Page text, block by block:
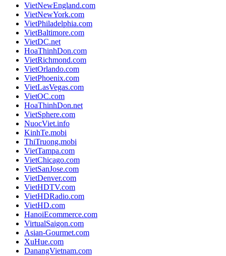
VietNewEngland.com
VietNewYork.com
VietPhiladelphia.com
VietBaltimore.com
VietDC.net
HoaThinhDon.com
VietRichmond.com
VietOrlando.com
VietPhoenix.com
VietLasVegas.com
VietOC.com
HoaThinhDon.net
VietSphere.com
NuocViet.info
KinhTe.mobi
ThiTruong.mobi
VietTampa.com
VietChicago.com
VietSanJose.com
VietDenver.com
VietHDTV.com
VietHDRadio.com
VietHD.com
HanoiEcommerce.com
VirtualSaigon.com
Asian-Gourmet.com
XuHue.com
DanangVietnam.com